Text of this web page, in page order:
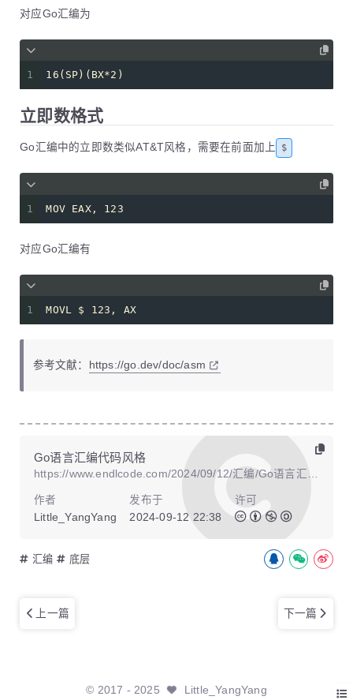
对应Go汇编为
1 16(SP)(BX*2)
立即数格式
Go汇编中的立即数类似AT&T风格，需要在前面加上 $
1 MOV EAX, 123
对应Go汇编有
1 MOVL $ 123, AX
参考文献： https://go.dev/doc/asm
Go语言汇编代码风格
https://www.endlcode.com/2024/09/12/汇编/Go语言汇编代码风格/
作者
Little_YangYang
发布于
2024-09-12 22:38
许可
汇编 底层
上一篇 下一篇
© 2017 - 2025 Little_YangYang